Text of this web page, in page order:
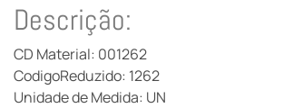
Descrição:
CD Material: 001262
CodigoReduzido: 1262
Unidade de Medida: UN